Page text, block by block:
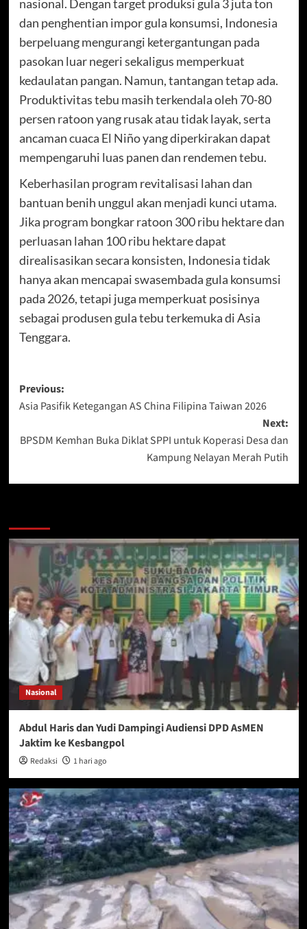
nasional. Dengan target produksi gula 3 juta ton
dan penghentian impor gula konsumsi, Indonesia
berpeluang mengurangi ketergantungan pada
pasokan luar negeri sekaligus memperkuat
kedaulatan pangan. Namun, tantangan tetap ada.
Produktivitas tebu masih terkendala oleh 70-80
persen ratoon yang rusak atau tidak layak, serta
ancaman cuaca El Niño yang diperkirakan dapat
mempengaruhi luas panen dan rendemen tebu.
Keberhasilan program revitalisasi lahan dan
bantuan benih unggul akan menjadi kunci utama.
Jika program bongkar ratoon 300 ribu hektare dan
perluasan lahan 100 ribu hektare dapat
direalisasikan secara konsisten, Indonesia tidak
hanya akan mencapai swasembada gula konsumsi
pada 2026, tetapi juga memperkuat posisinya
sebagai produsen gula tebu terkemuka di Asia
Tenggara.
Post
navigation
Previous:
Asia Pasifik Ketegangan AS China Filipina Taiwan 2026
Next:
BPSDM Kemhan Buka Diklat SPPI untuk Koperasi Desa dan
Kampung Nelayan Merah Putih
Nasional
Abdul Haris dan Yudi Dampingi Audiensi DPD AsMEN
Jaktim ke Kesbangpol
Redaksi 1 hari ago